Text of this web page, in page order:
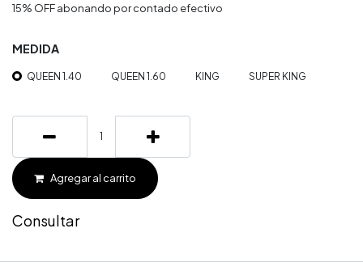
15% OFF abonando por contado efectivo
MEDIDA
QUEEN 1.40 QUEEN 1.60 KING SUPER KING
Agregar al carrito
Consultar